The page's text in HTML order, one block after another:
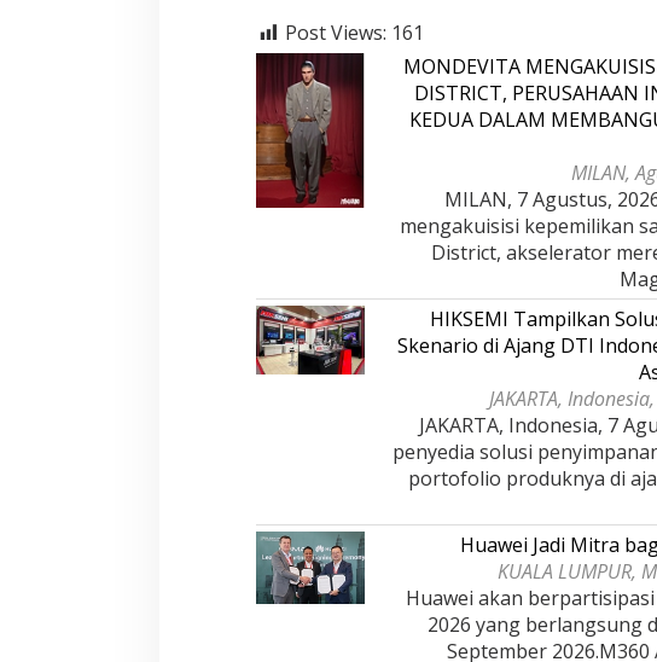
Post Views: 161
MONDEVITA
DISTRICT, PERUSAHAAN
KEDUA DALAM
MILAN,
MILAN, 7 Agustus,
mengakuisisi kepemilikan
District, akselerator
HIKSEMI Tampilkan
Skenario di Ajang DTI
JAKARTA,
JAKARTA, Indonesia, 7
penyedia solusi
portofolio produknya di
Huawei Jadi Mitra
KUALA LUMPUR,
Huawei akan
2026 yang berlangsung
September
Jejak 69 Tahun dan Manifesto
Kinerja Terukur dan Dampak
Nyata: Mengapa Al Haris
sebagai Salah Satu Gubernur
Paling Efektif di Indonesia
2025
Di ADVETORIAL, DAERAH, INFORMASI, JAMBI,
NASIONAL, OPINI DAN ARTIKEL,
PERISTIWA
| 18 Desember, 2025